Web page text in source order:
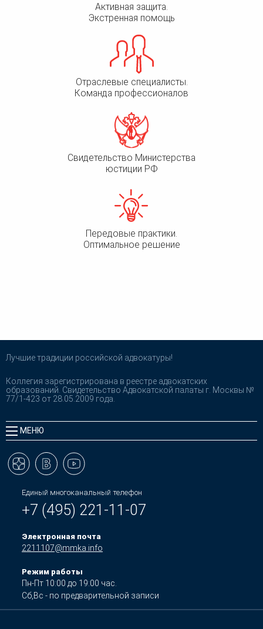
Активная защита.
Экстренная помощь
Отраслевые специалисты.
Команда профессионалов
Свидетельство Министерства
юстиции РФ
Передовые практики.
Оптимальное решение
Лучшие традиции российской адвокатуры!
Коллегия зарегистрирована в реестре адвокатских
образований. Свидетельство Адвокатской палаты г. Москвы №
77/1-423 от 28.05.2009 года.
МЕНЮ
Единый многоканальный телефон
+7 (495) 221-11-07
Электронная почта
2211107@mmka.info
Режим работы
Пн-Пт 10:00 до 19:00 час.
Сб,Вс - по предварительной записи